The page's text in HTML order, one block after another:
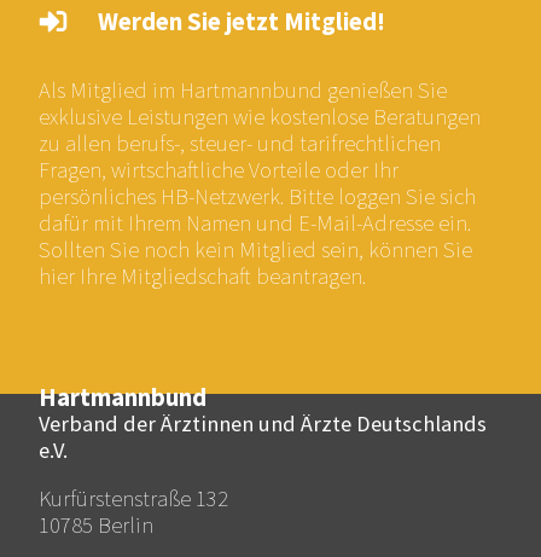
Hartmannbund
Verband der Ärztinnen und Ärzte Deutschlands
e.V.
Kurfürstenstraße 132
10785 Berlin
Werden Sie jetzt Mitglied!
Als Mitglied im Hartmannbund genießen Sie
exklusive Leistungen wie kostenlose Beratungen
zu allen berufs-, steuer- und tarifrechtlichen
Fragen, wirtschaftliche Vorteile oder Ihr
persönliches HB-Netzwerk. Bitte loggen Sie sich
dafür mit Ihrem Namen und E-Mail-Adresse ein.
Sollten Sie noch kein Mitglied sein, können Sie
hier Ihre Mitgliedschaft beantragen.